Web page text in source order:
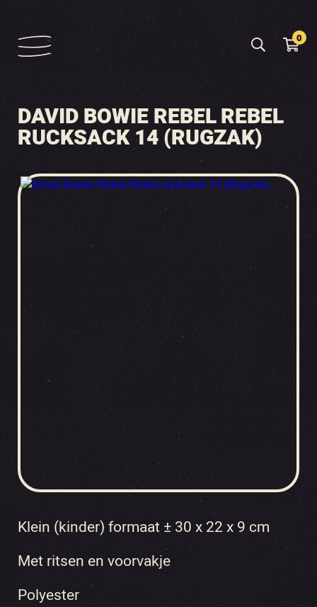
0
DAVID BOWIE REBEL REBEL
RUCKSACK 14 (RUGZAK)
Klein (kinder) formaat ± 30 x 22 x 9 cm
Met ritsen en voorvakje
Polyester